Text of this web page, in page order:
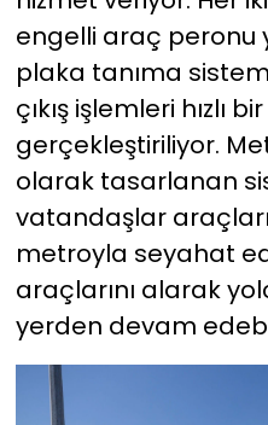
engelli araç peronu
plaka tanıma
çıkış işlemleri hızlı
gerçekleştiriliyor.
olarak tasarlanan
vatandaşlar
metroyla seyahat
araçlarını alarak
yerden devam